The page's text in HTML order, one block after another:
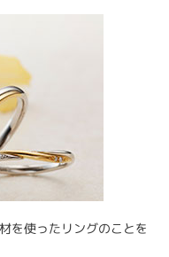
を使ったリングのことを